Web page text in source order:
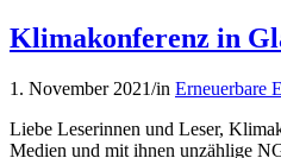
Klimakonferenz in
1. November 2021/in Erneuerbare
Liebe Leserinnen und Leser,
Medien und mit ihnen unzählige